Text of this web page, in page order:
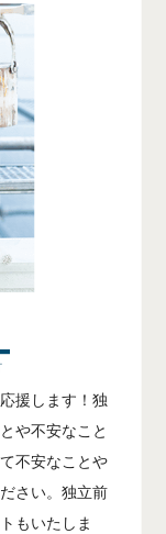
援します！独
や不安なこと
不安なことや
さい。独立前
もいたしま